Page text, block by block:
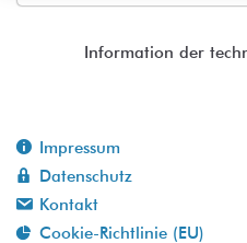
Information der
Impressum
Datenschutz
Kontakt
Cookie-Richtlinie (EU)